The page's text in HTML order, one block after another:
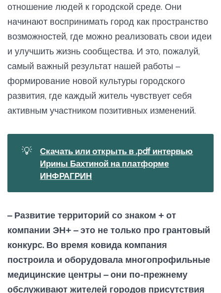
отношение людей к городской среде. Они
начинают воспринимать город как пространство
возможностей, где можно реализовать свои идеи
и улучшить жизнь сообщества. И это, пожалуй,
самый важный результат нашей работы –
формирование новой культуры городского
развития, где каждый житель чувствует себя
активным участником позитивных изменений.
💡
Скачать или открыть в .pdf интервью
Ирины Бахтиной на платформе
ИНФРАГРИН
– Развитие территорий со знаком + от
компании ЭН+ – это не только про грантовый
конкурс. Во время ковида компания
построила и оборудовала многопрофильные
медицинские центры – они по-прежнему
обслуживают жителей городов присутствия